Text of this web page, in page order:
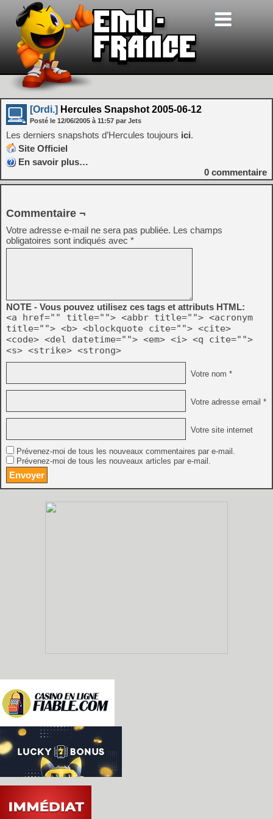
[Ordi.] Hercules Snapshot 2005-06-12
Posté le 12/06/2005 à 11:57 par Jets
Les derniers snapshots d’Hercules toujours ici.
Site Officiel
En savoir plus…
0 commentaire
Commentaire ¬
Votre adresse e-mail ne sera pas publiée. Les champs
obligatoires sont indiqués avec *
NOTE - Vous pouvez utilisez ces tags et attributs HTML:
<a href="" title=""> <abbr title=""> <acronym
title=""> <b> <blockquote cite=""> <cite>
<code> <del datetime=""> <em> <i> <q cite="">
<s> <strike> <strong>
Votre nom *
Votre adresse email *
Votre site internet
Prévenez-moi de tous les nouveaux commentaires par e-mail.
Prévenez-moi de tous les nouveaux articles par e-mail.